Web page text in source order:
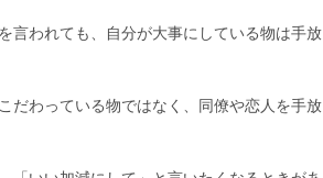
言われても、自分が大事にしている物は手放
だわっている物ではなく、同僚や恋人を手放